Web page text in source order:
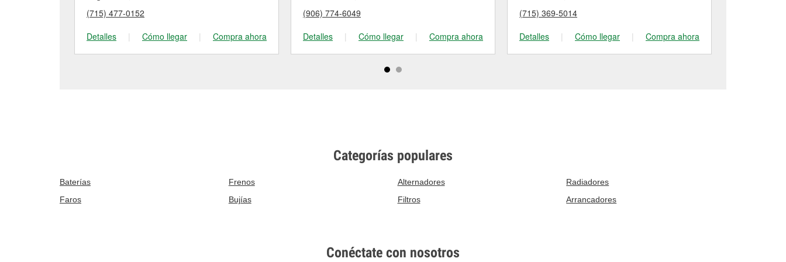
(715) 477-0152
Detalles
| Cómo llegar | Compra ahora
(906) 774-6049
Detalles
| Cómo llegar | Compra ahora
(715) 369-5014
Detalles
| Cómo llegar | Compra ahora
Categorías populares
Baterías Frenos Alternadores
Radiadores
Faros
Bujías Filtros Arrancadores
Conéctate con nosotros